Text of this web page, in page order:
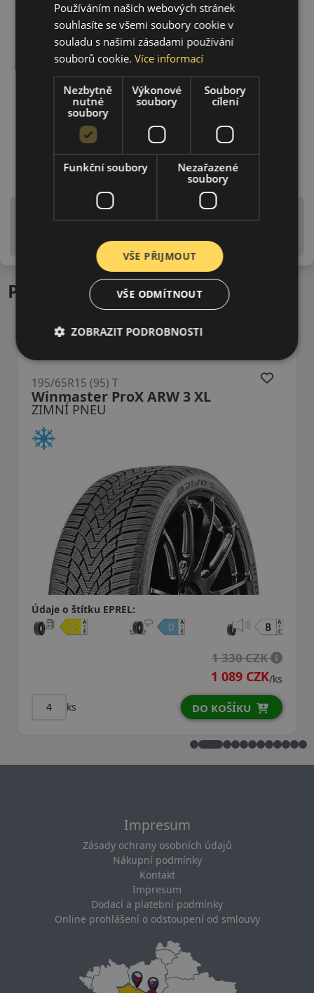
Upozornění! Hodnoty na štítku jsou pouze
is EU štítky ve smyslu dosud platné (předchozí) legislativy.
Podobné produkty
ZIMNÍ PNEU
Winmaster ProX ARW 3 XL
195/65R15 (95) T
Údaje o štítku EPREL:
1 330 CZK
1 089 CZK/ks
ks DO KOŠÍKU
Impresum
Zásady ochrany osobních údajů
Nákupní podmínky
Kontakt
Impresum
Dodací a platební podmínky
Online prohlášení o odstoupení od smlouvy
Používáním našich webových stránek
souhlasíte se všemi soubory cookie v
souladu s našimi zásadami používání
souborů cookie.Více informací
Nezbytně
nutné
soubory
Výkonové
soubory
Soubory
cílení
Funkční soubory
Nezařazené
soubory
VŠE PŘIJMOUT
VŠE ODMÍTNOUT
ZOBRAZIT PODROBNOSTI